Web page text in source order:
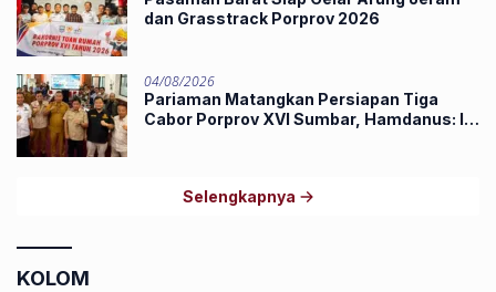
dan Grasstrack Porprov 2026
04/08/2026
Pariaman Matangkan Persiapan Tiga
Cabor Porprov XVI Sumbar, Hamdanus: Ini
Selengkapnya
KOLOM